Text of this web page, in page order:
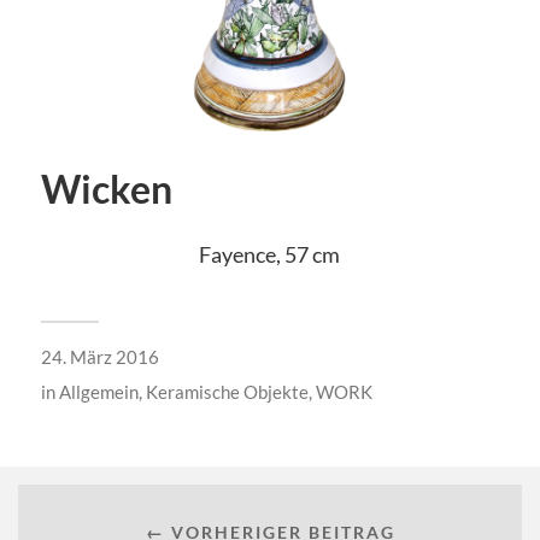
Wicken
Fayence, 57 cm
24. März 2016
inAllgemein, Keramische Objekte,WORK
← VORHERIGER BEITRAG